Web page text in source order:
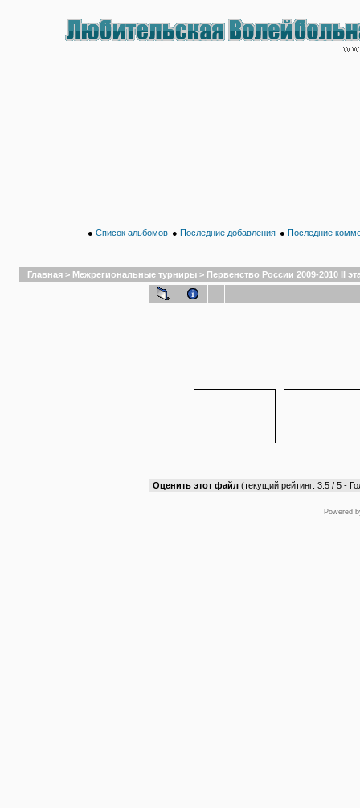
● Список альбомов ● Последние добавления ● Последние
Главная > Межрегиональные турниры > Первенство России 2009-2010 II
Оценить этот файл (текущий рейтинг: 3.5 / 5 -
Powered